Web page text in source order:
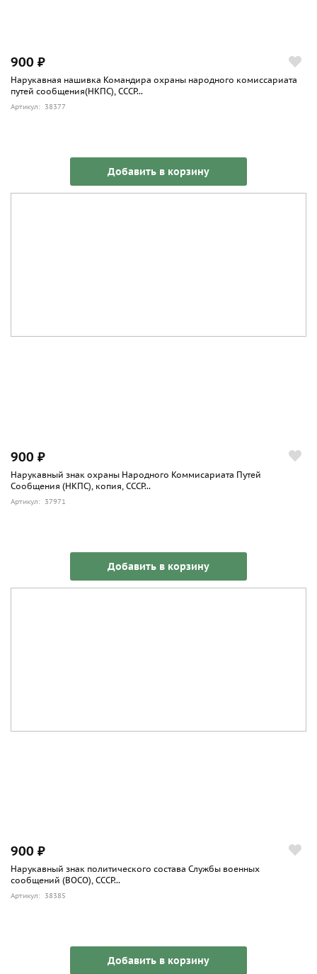
900 ₽
Нарукавная нашивка Командира охраны народного комиссариата
путей сообщения(НКПС), СССР...
Артикул: 38377
Добавить в корзину
900 ₽
Нарукавный знак охраны Народного Коммисариата Путей
Сообщения (НКПС), копия, СССР...
Артикул: 37971
Добавить в корзину
900 ₽
Нарукавный знак политического состава Службы военных
сообщений (ВОСО), СССР...
Артикул: 38385
Добавить в корзину